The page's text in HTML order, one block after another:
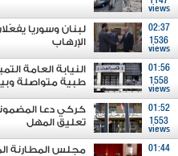
views
02:37
1536
views
لبنان وسوريا
الإرهاب
01:56
1558
views
النيابة العامة
طبية متواصلة
01:52
1553
views
كركي دعا
تعليق المهل
01:44
مجلس المطارنة